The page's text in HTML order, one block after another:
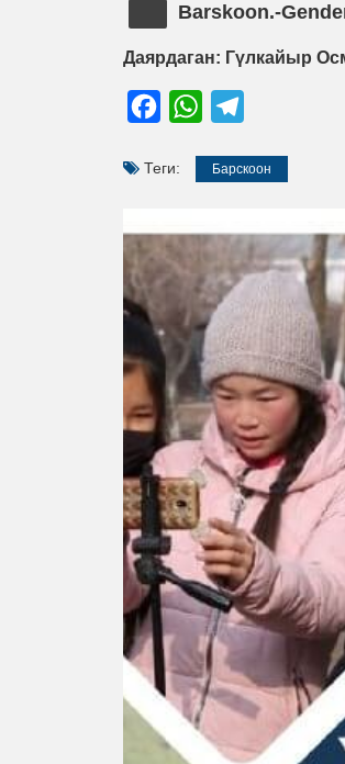
Barskoon.-
Даярдаган: Гүлкайыр
FacebookWhatsApp
Теги: Барскоон